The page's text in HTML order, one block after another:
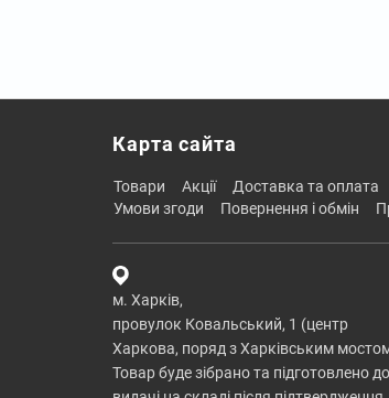
Карта сайта
товари акції доставка та оплата
умови згоди
повернення і обмін
м. Харків,
провулок Ковальський, 1 (центр
Харкова, поряд з Харківським
Товар буде зібрано та підготовлено до